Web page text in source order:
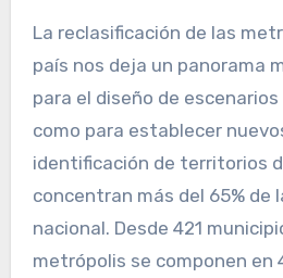
La reclasificación de las
país nos deja un panorama
para el diseño de
como para establecer
identificación de territorios
concentran más del 65% de
nacional. Desde 421
metrópolis se componen en